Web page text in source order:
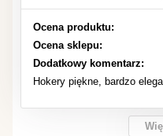
Ocena produktu:
Ocena sklepu:
Dodatkowy komentarz:
Hokery piękne, bardzo